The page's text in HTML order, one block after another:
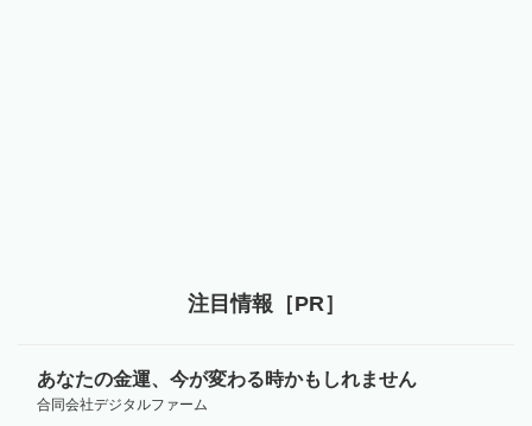
注目情報［PR］
あなたの金運、今が変わる時かもしれません
合同会社デジタルファーム